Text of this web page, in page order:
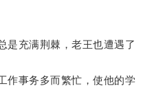
充满荆棘，老王也遭遇了
事务多而繁忙，使他的学